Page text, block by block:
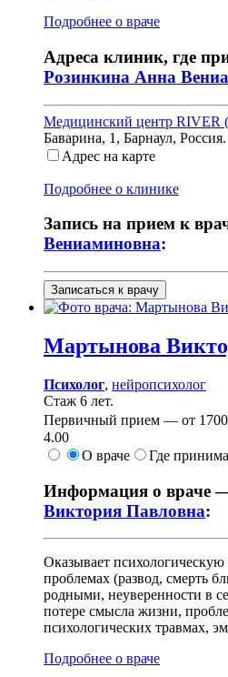
Подробнее о враче
Адреса клиник, где
Розинкина Анна
Медицинский центр RIVER
Баварина, 1 , Барнаул, Россия.
Адрес на карте
Подробнее о клинике
Запись на прием к
Вениаминовна:
Записаться к врачу
Мартынова
Психолог, нейропсихолог
Стаж 6 лет.
Первичный прием — от
4.00
О враче
Где
Информация о враче
Виктория Павловна:
Оказывает
проблемах (развод, смерть
родными, неуверенности в
потере смысла жизни,
психологических травмах,
Подробнее о враче